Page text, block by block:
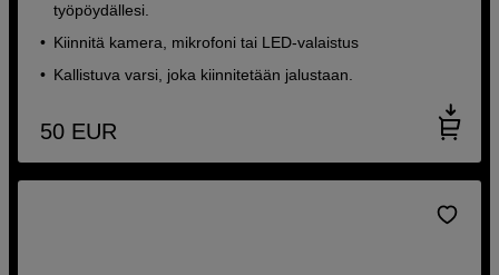
työpöydällesi.
Kiinnitä kamera, mikrofoni tai LED-valaistus
Kallistuva varsi, joka kiinnitetään jalustaan.
50 EUR